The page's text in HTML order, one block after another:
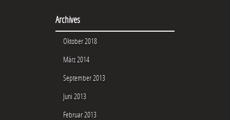
Archives
Oktober 2018
März 2014
September 2013
Juni 2013
Februar 2013